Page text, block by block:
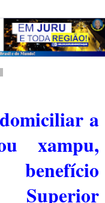
a
xampu,
Superior